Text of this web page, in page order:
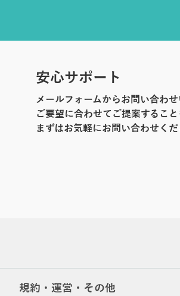
安心サポート
メールフォームからお問い合わ
ご要望に合わせてご提案すること
まずはお気軽にお問い合わせくだ
規約・運営・その他